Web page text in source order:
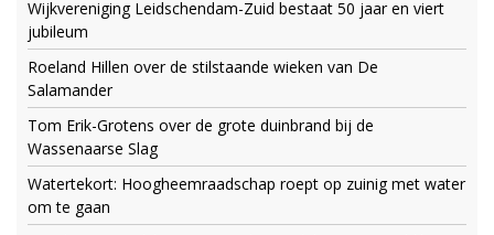
Wijkvereniging Leidschendam-Zuid bestaat 50 jaar en viert
jubileum
Roeland Hillen over de stilstaande wieken van De
Salamander
Tom Erik-Grotens over de grote duinbrand bij de
Wassenaarse Slag
Watertekort: Hoogheemraadschap roept op zuinig met water
om te gaan